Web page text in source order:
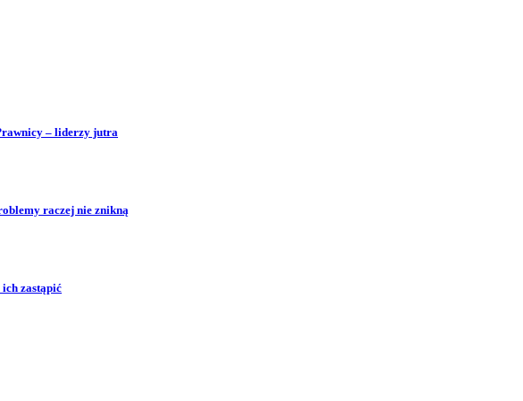
– liderzy jutra
raczej nie znikną
zastąpić